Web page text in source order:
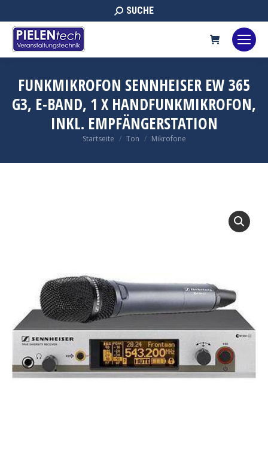
Search:
SUCHE
FUNKMIKROFON SENNHEISER EW 365
G3, E-BAND, 1 X HANDFUNKMIKROFON,
INKL. EMPFÄNGERSTATION
Sie befinden sich hier:
Startseite Ton Mikrofone